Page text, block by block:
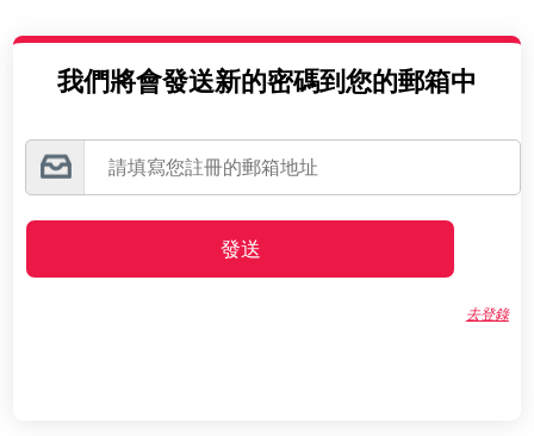
我們將會發送新的密碼到您的郵箱中
發送
去登錄